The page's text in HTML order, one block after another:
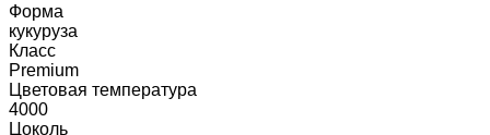
Форма
кукуруза
Класс
Premium
Цветовая температура
4000
Цоколь